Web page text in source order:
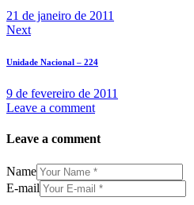
21 de janeiro de 2011
Next
Unidade Nacional – 224
9 de fevereiro de 2011
Leave a comment
Leave a comment
Name
E-mail